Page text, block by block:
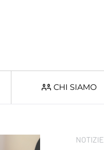
CHI SIAMO
NOTIZIE